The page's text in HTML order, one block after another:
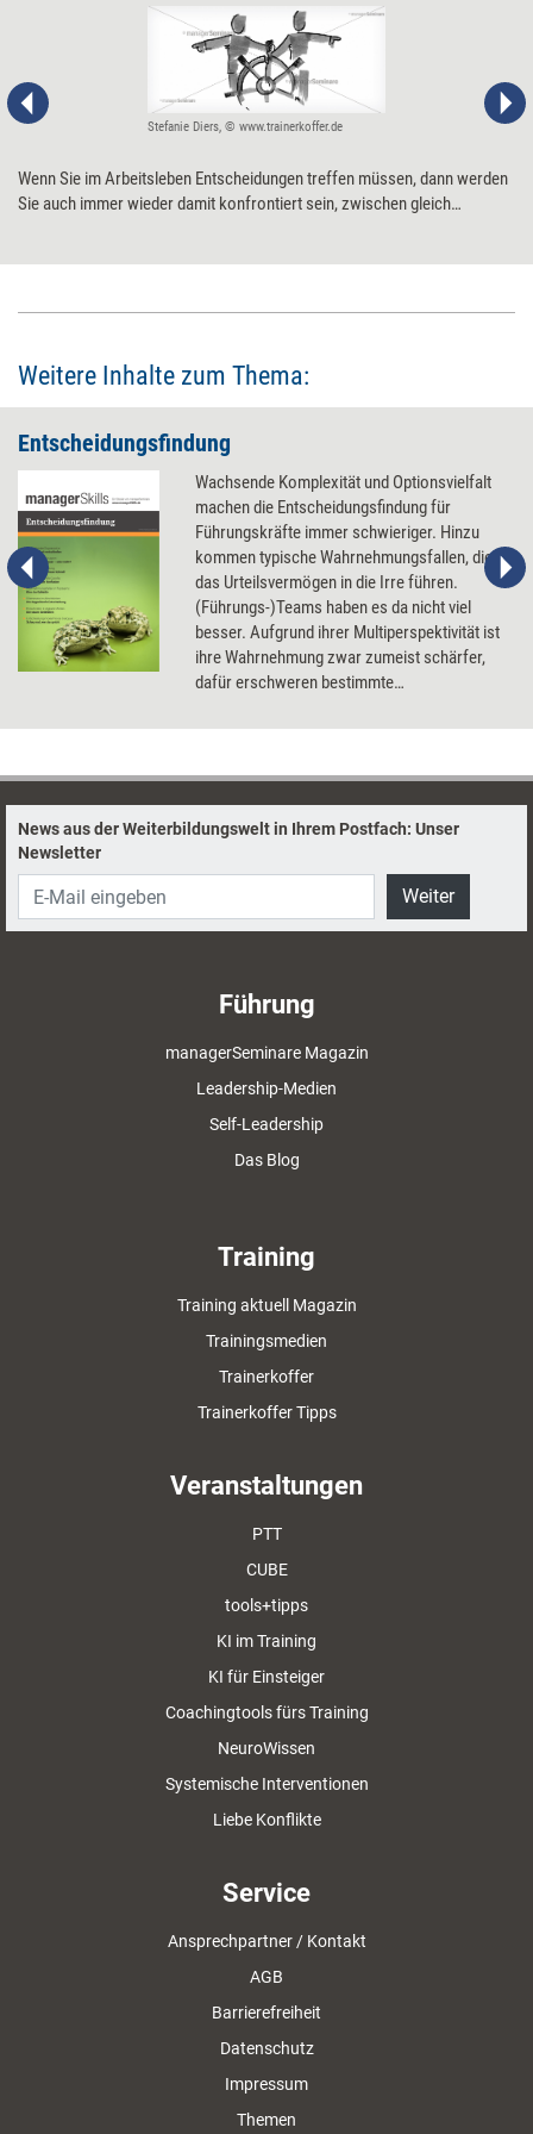
Stefanie Diers, © www.trainerkoffer.de
Wenn Sie im Arbeitsleben Entscheidungen treffen müssen, dann werden
Sie auch immer wieder damit konfrontiert sein, zwischen gleich
Weitere Inhalte zum Thema:
Entscheidungsfindung
Wachsende Komplexität und Optionsvielfalt
machen die Entscheidungsfindung für
Führungskräfte immer schwieriger. Hinzu
kommen typische Wahrnehmungsfallen, die
das Urteilsvermögen in die Irre führen.
(Führungs-)Teams haben es da nicht viel
besser. Aufgrund ihrer Multiperspektivität ist
ihre Wahrnehmung zwar zumeist schärfer,
dafür erschweren bestimmte
gefunden respektive die besten gewählt
helfen, alleine oder im Team zu besseren
Entscheidungen zu kommen.
News aus der Weiterbildungswelt in Ihrem Postfach: Unser
Newsletter
Weiter
Führung
managerSeminare Magazin
Leadership-Medien
Self-Leadership
Das Blog
Training
Training aktuell Magazin
Trainingsmedien
Trainerkoffer
Trainerkoffer Tipps
Veranstaltungen
PTT
CUBE
tools+tipps
KI im Training
KI für Einsteiger
Coachingtools fürs Training
NeuroWissen
Systemische Interventionen
Liebe Konflikte
Service
Ansprechpartner / Kontakt
AGB
Barrierefreiheit
Datenschutz
Impressum
Themen